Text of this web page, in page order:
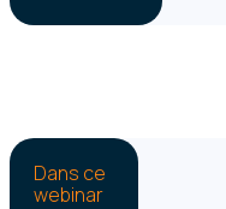
Dans ce
webinar